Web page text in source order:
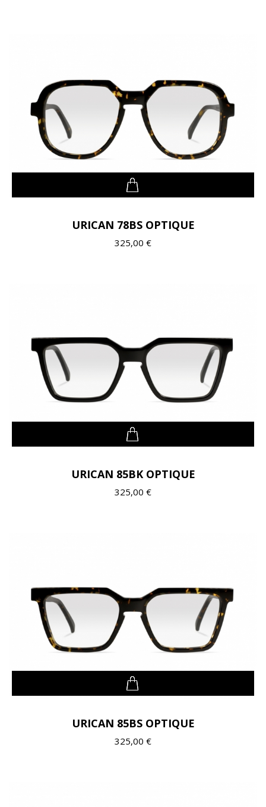
URICAN 78BS OPTIQUE
325,00 €
URICAN 85BK OPTIQUE
325,00 €
URICAN 85BS OPTIQUE
325,00 €